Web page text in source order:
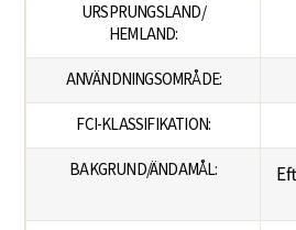
URSPRUNGSLAND/
HEMLAND:
ANVÄNDNINGSOMRÅDE:
FCI-KLASSIFIKATION:
BAKGRUND/ÄNDAMÅL: